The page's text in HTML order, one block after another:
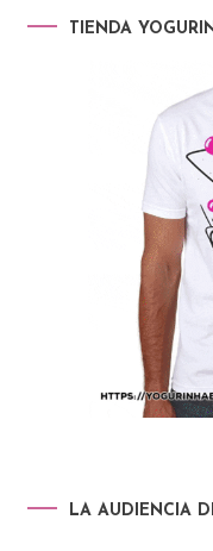
TIENDA
LA AUDIENCIA